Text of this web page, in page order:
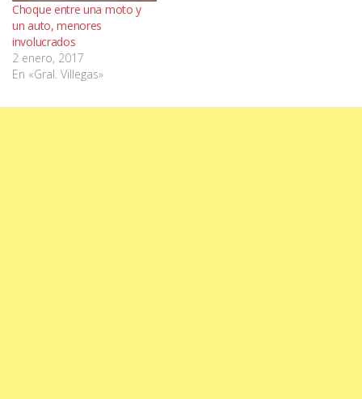
Choque entre una moto y
un auto, menores
involucrados
2 enero, 2017
En «Gral. Villegas»